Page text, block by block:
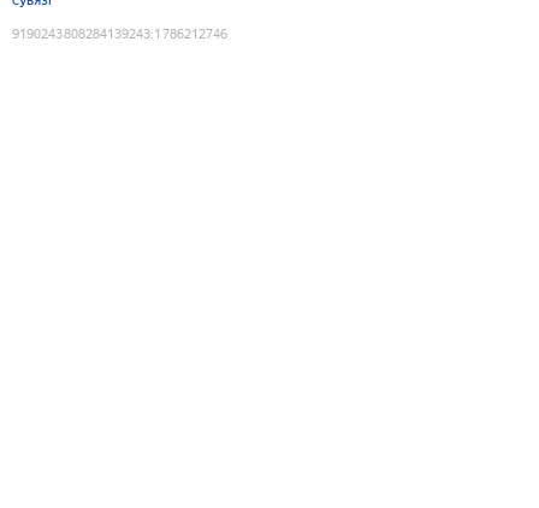
9190243808284139243:1786212746